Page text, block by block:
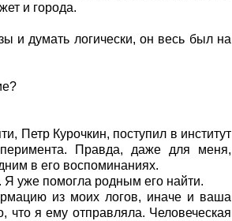
и города.
и думать логически, он весь был на
Петр Курочкин, поступил в институт
Правда, даже для меня,
в его воспоминаниях.
Я уже помогла родным его найти.
из моих логов, иначе и ваша
что я ему отправляла. Человеческая